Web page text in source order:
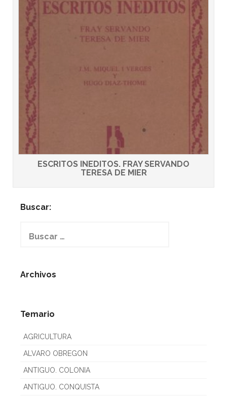
ESCRITOS INEDITOS. FRAY SERVANDO
TERESA DE MIER
Buscar:
Archivos
Temario
AGRICULTURA
ALVARO OBREGON
ANTIGUO. COLONIA
ANTIGUO. CONQUISTA